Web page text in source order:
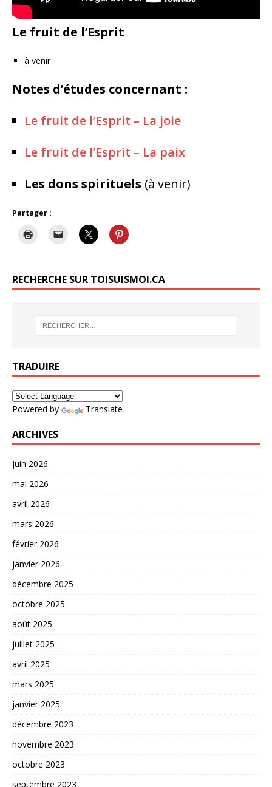
Le fruit de l’Esprit
à venir
Notes d’études concernant :
Le fruit de l’Esprit – La joie
Le fruit de l’Esprit – La paix
Les dons spirituels (à venir)
Partager :
RECHERCHE SUR TOISUISMOI.CA
TRADUIRE
Powered by Translate
ARCHIVES
juin 2026
mai 2026
avril 2026
mars 2026
février 2026
janvier 2026
décembre 2025
octobre 2025
août 2025
juillet 2025
avril 2025
mars 2025
janvier 2025
décembre 2023
novembre 2023
octobre 2023
septembre 2023